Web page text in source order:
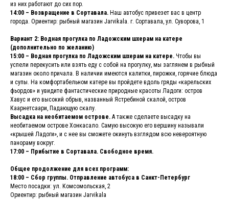
из них работают до сих пор.
14:00 – Возвращение в Сортавала. Наш автобус привезет вас в центр
города. Ориентир: рыбный магазин Jarvikala. г. Сортавала, ул. Суворова, 1
Вариант 2: Водная прогулка по Ладожским шхерам на катере
(дополнительно по желанию)
15:00 – Водная прогулка по Ладожским шхерам на катере. Чтобы вы
успели перекусить или взять еду с собой на прогулку, мы заглянем в рыбный
магазин около причала. В наличии имеются калитки, пирожки, горячие блюда
и супы. На комфортабельном катере вы пройдете вдоль гряды «карельских
фьордов» и увидите фантастические природные красоты Ладоги: остров
Хавус и его высокий обрыв, названный Ястребиной скалой, остров
Каарнетсаари, Падающую скалу.
Высадка на необитаемом острове. А также сделаете высадку на
необитаемом острове Хонкасало. Самую высокую его вершину называли
«крышей Ладоги», и с нее вы сможете окинуть взглядом всю невероятную
панораму вокруг.
17:00 – Прибытие в Сортавала. Свободное время.
Общее продолжение для всех программ:
18:00 – Сбор группы. Отправление автобуса в Санкт-Петербург
Место посадки: ул. Комсомольская, 2
Ориентир: рыбный магазин Jarvikala